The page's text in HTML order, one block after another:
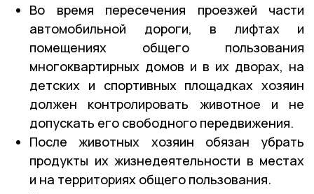
Во время пересечения проезжей части
автомобильной дороги, в лифтах и
помещениях общего пользования
многоквартирных домов и в их дворах, на
детских и спортивных площадках хозяин
должен контролировать животное и не
допускать его свободного передвижения.
После животных хозяин обязан убрать
продукты их жизнедеятельности в местах
и на территориях общего пользования.